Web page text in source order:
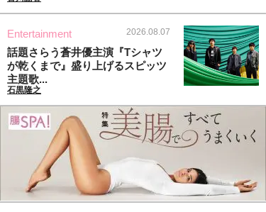
Entertainment 2026.08.07
話題さらう蒼井優主演『Tシャツ
が乾くまで』盛り上げるスピッツ
主題歌...
石黒隆之